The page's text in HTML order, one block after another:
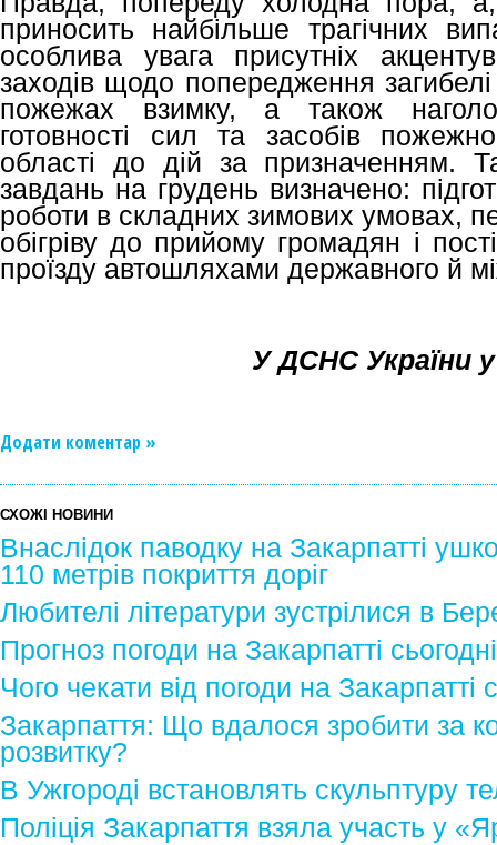
приносить найбільше трагічних
особлива увага присутніх
заходів щодо попередження
пожежах взимку, а також
готовності сил та засобів
області до дій за призначенням.
завдань на грудень визначено:
роботи в складних зимових умовах,
обігріву до прийому громадян і
проїзду автошляхами державного й
У ДСНС України
Додати коментар »
СХОЖІ НОВИНИ
Внаслідок паводку на Закарпатті
110 метрів покриття доріг
Любителі літератури зустрілися в
Прогноз погоди на Закарпатті
Чого чекати від погоди на Закарпатті
Закарпаття: Що вдалося зробити за
розвитку?
В Ужгороді встановлять скульптуру
Поліція Закарпаття взяла участь у